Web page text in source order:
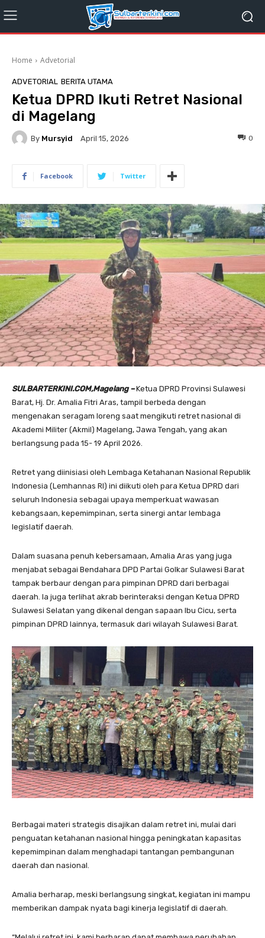
Home Advetorial
ADVETORIAL BERITA UTAMA
Ketua DPRD Ikuti Retret Nasional
di Magelang
By Mursyid April 15, 2026 0
Facebook Twitter
SULBARTERKINI.COM,Magelang – Ketua DPRD Provinsi Sulawesi
Barat, Hj. Dr. Amalia Fitri Aras, tampil berbeda dengan
mengenakan seragam loreng saat mengikuti retret nasional di
Akademi Militer (Akmil) Magelang, Jawa Tengah, yang akan
berlangsung pada 15- 19 April 2026.
Retret yang diinisiasi oleh Lembaga Ketahanan Nasional Republik
Indonesia (Lemhannas RI) ini diikuti oleh para Ketua DPRD dari
seluruh Indonesia sebagai upaya memperkuat wawasan
kebangsaan, kepemimpinan, serta sinergi antar lembaga
legislatif daerah.
Dalam suasana penuh kebersamaan, Amalia Aras yang juga
menjabat sebagai Bendahara DPD Partai Golkar Sulawesi Barat
tampak berbaur dengan para pimpinan DPRD dari berbagai
daerah. Ia juga terlihat akrab berinteraksi dengan Ketua DPRD
Sulawesi Selatan yang dikenal dengan sapaan Ibu Cicu, serta
pimpinan DPRD lainnya, termasuk dari wilayah Sulawesi Barat.
Berbagai materi strategis disajikan dalam retret ini, mulai dari
penguatan ketahanan nasional hingga peningkatan kapasitas
kepemimpinan dalam menghadapi tantangan pembangunan
daerah dan nasional.
Amalia berharap, meski berlangsung singkat, kegiatan ini mampu
memberikan dampak nyata bagi kinerja legislatif di daerah.